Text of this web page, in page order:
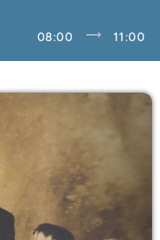
08:00 trending_flat 11:00